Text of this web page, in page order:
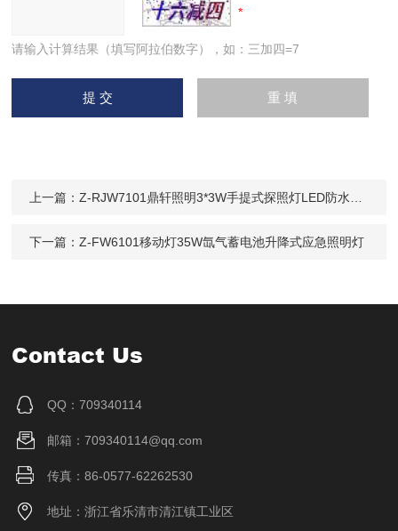
请输入计算结果（填写阿拉伯数字），如：三加四=7
上一篇：Z-RJW7101鼎轩照明3*3W手提式探照灯LED防水搜索
下一篇：Z-FW6101移动灯35W氙气蓄电池升降式应急照明灯
Contact Us
QQ：709340114
邮箱：709340114@qq.com
传真：86-0577-62262530
地址：浙江省乐清市清江镇工业区